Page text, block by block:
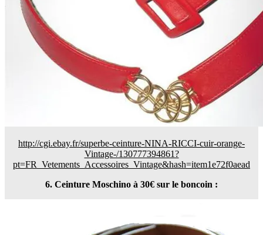
http://cgi.ebay.fr/superbe-ceinture-NINA-RICCI-cuir-orange-
Vintage-/130777394861?
pt=FR_Vetements_Accessoires_Vintage&hash=item1e72f0aead
6. Ceinture Moschino à 30€ sur le boncoin :